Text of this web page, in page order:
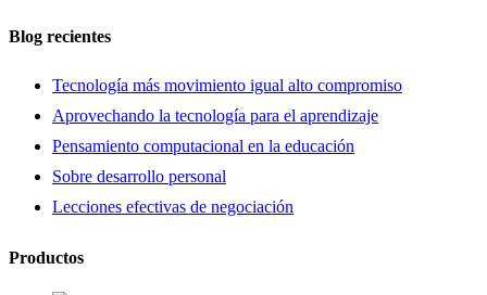
Blog recientes
Tecnología más movimiento igual alto compromiso
Aprovechando la tecnología para el aprendizaje
Pensamiento computacional en la educación
Sobre desarrollo personal
Lecciones efectivas de negociación
Productos